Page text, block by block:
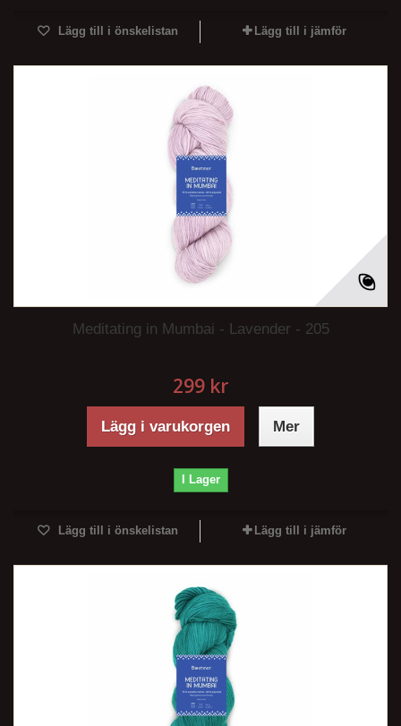
Lägg till i önskelistan Lägg till i jämför
Meditating in Mumbai - Lavender - 205
299 kr
Lägg i varukorgen Mer
I Lager
Lägg till i önskelistan Lägg till i jämför